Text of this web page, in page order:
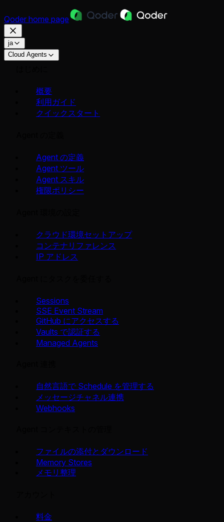
Qoder home page
ja
Cloud Agents
概要
利用ガイド
クイックスタート
Agent の定義
Agent ツール
Agent スキル
権限ポリシー
クラウド環境セットアップ
コンテナリファレンス
IP アドレス
Sessions
SSE Event Stream
GitHub にアクセスする
Vaults で認証する
Managed Agents
自然言語で Schedule を管理する
メッセージチャネル連携
Webhooks
ファイルの添付とダウンロード
Memory Stores
メモリ整理
料金